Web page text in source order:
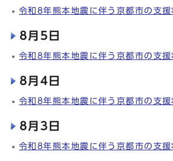
令和8年熊本地震に伴う京都市の支援
8月5日
令和8年熊本地震に伴う京都市の支援
8月4日
令和8年熊本地震に伴う京都市の支援
8月3日
令和8年熊本地震に伴う京都市の支援